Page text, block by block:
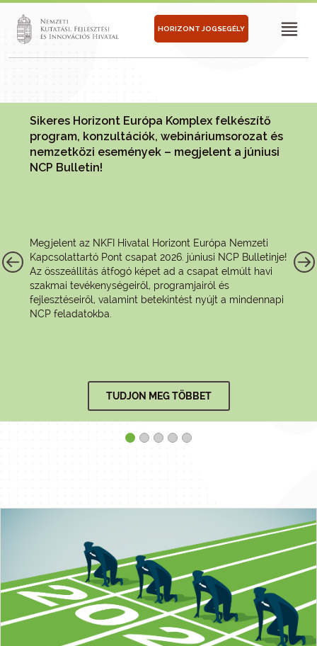
HORIZONT JOGSEGÉLY
Sikeres Horizont Európa Komplex felkészítő
program, konzultációk, webináriumsorozat és
nemzetközi események – megjelent a júniusi
NCP Bulletin!
Megjelent az NKFI Hivatal Horizont Európa Nemzeti
Kapcsolattartó Pont csapat 2026. júniusi NCP Bulletinje!
Az összeállítás átfogó képet ad a csapat elmúlt havi
szakmai tevékenységeiről, programjairól és
fejlesztéseiről, valamint betekintést nyújt a mindennapi
NCP feladatokba.
TUDJON MEG TÖBBET